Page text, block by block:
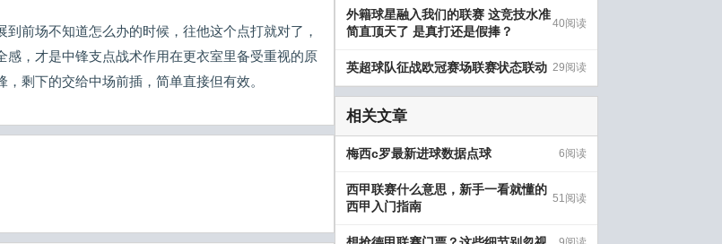
前场不知道怎么办的时候，往他这个点打就对了，
，才是中锋支点战术作用在更衣室里备受重视的原
剩下的交给中场前插，简单直接但有效。
外籍球星融入我们的联赛 这竞技水准
简直顶天了 是真打还是假捧？
40阅读
英超球队征战欧冠赛场联赛状态联动 29阅读
相关文章
梅西c罗最新进球数据点球 6阅读
西甲联赛什么意思，新手一看就懂的
西甲入门指南
51阅读